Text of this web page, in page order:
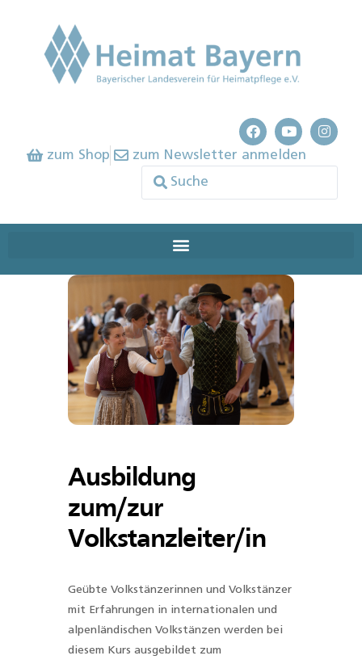
zum Shop zum Newsletter anmelden
Ausbildung
zum/zur
Volkstanzleiter/in
Geübte Volkstänzerinnen und Volkstänzer
mit Erfahrungen in internationalen und
alpenländischen Volkstänzen werden bei
diesem Kurs ausgebildet zum